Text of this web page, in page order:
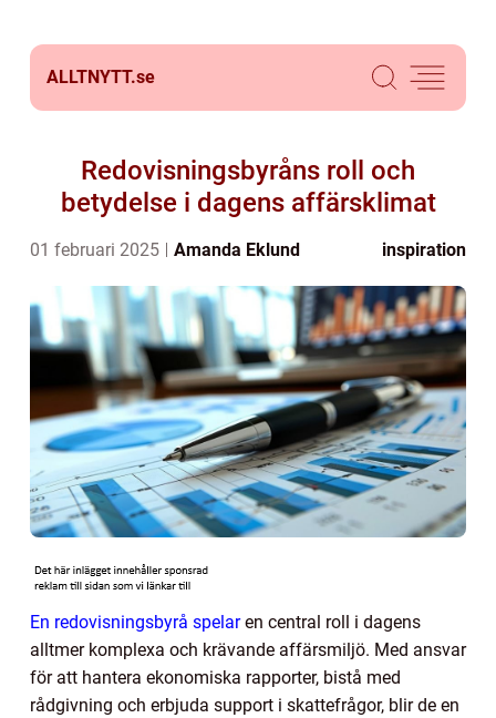
ALLTNYTT.se
Redovisningsbyråns roll och
betydelse i dagens affärsklimat
01 februari 2025 Amanda Eklund inspiration
En redovisningsbyrå spelaren central roll i dagens
alltmer komplexa och krävande affärsmiljö. Med ansvar
för att hantera ekonomiska rapporter, bistå med
rådgivning och erbjuda support i skattefrågor, blir de en